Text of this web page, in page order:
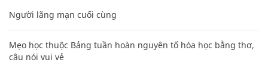
Người lãng mạn cuối cùng
Mẹo học thuộc Bảng tuần hoàn nguyên tố hóa học bằng thơ,
câu nói vui vẻ